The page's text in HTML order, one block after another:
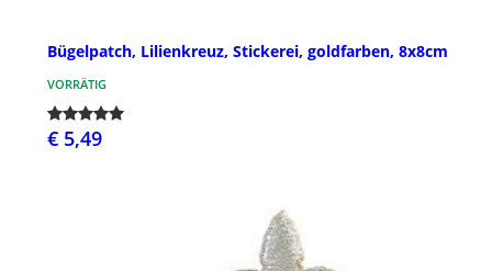
Bügelpatch, Lilienkreuz, Stickerei, goldfarben, 8x8cm
VORRÄTIG
€ 5,49